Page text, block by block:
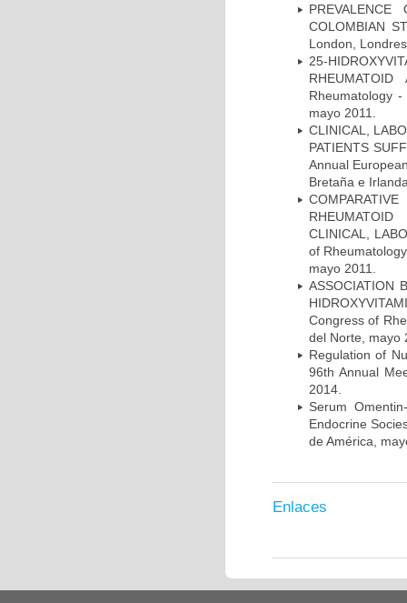
COLOMBIAN
London,
25-
Rheumatology
mayo 2011.
CLINICAL,
PATIENTS
Annual
Bretaña e
CLINICAL,
of
mayo 2011.
ASSOCIATION
Congress of
del Norte, mayo
Regulation of
96th Annual
2014.
Serum
Endocrine
de América,
Enlaces